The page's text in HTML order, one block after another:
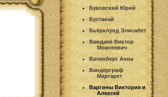
Буковский Юрий
Бустанай
Бьёрклунд Элисабет
Важдаев Виктор
Моисеевич
Валенберг Анна
Вандергриф
Маргарет
Варгины Виктория и
Алексей